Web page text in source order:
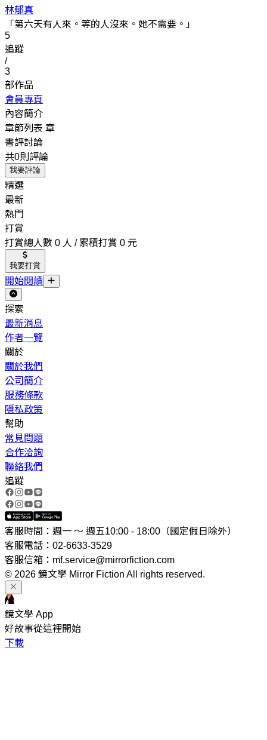
林郁真
「第六天有人來。等的人沒來。她不需要。」
5
追蹤
/
3
部作品
會員專頁
內容簡介
章節列表 章
書評討論
共0則評論
我要評論
精選
最新
熱門
打賞
打賞總人數 0 人 / 累積打賞 0 元
我要打賞
開始閱讀
探索
最新消息
作者一覽
關於
關於我們
公司簡介
服務條款
隱私政策
幫助
常見問題
合作洽詢
聯絡我們
追蹤
客服時間：週一 ～ 週五10:00 - 18:00（國定假日除外）
客服電話：02-6633-3529
客服信箱：mf.service@mirrorfiction.com
© 2026 鏡文學 Mirror Fiction All rights reserved.
鏡文學 App
好故事從這裡開始
下載